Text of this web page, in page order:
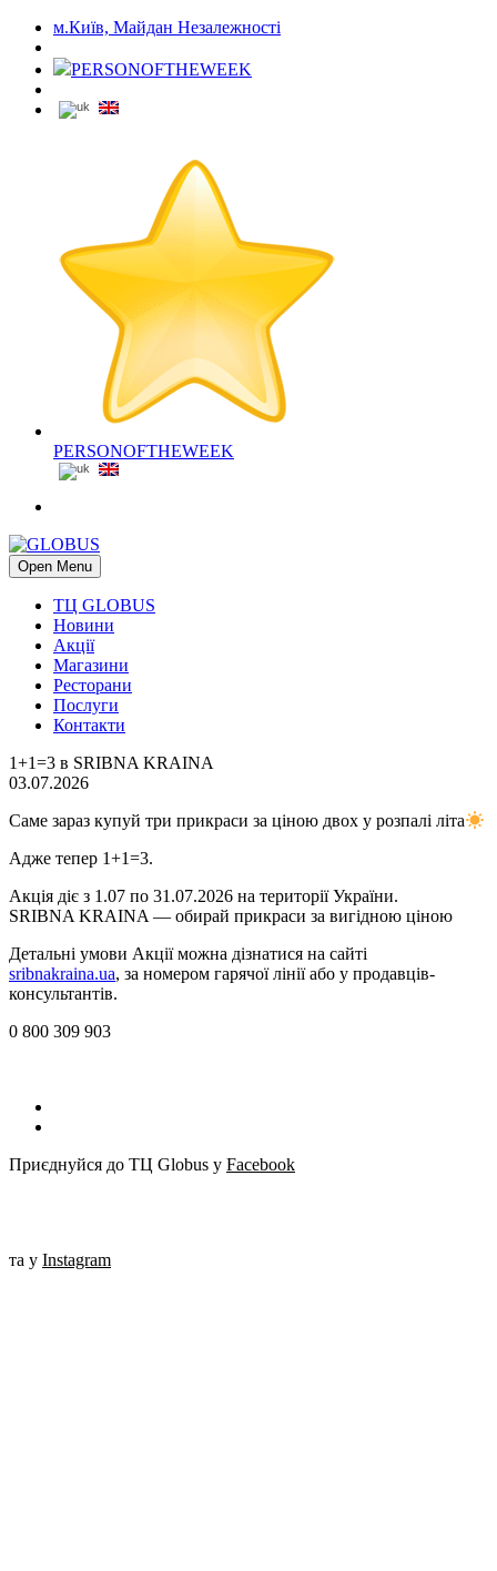
м.Київ, Майдан Незалежності
PERSONOFTHEWEEK
PERSONOFTHEWEEK
Open Menu
ТЦ GLOBUS
Новини
Акції
Магазини
Ресторани
Послуги
Контакти
1+1=3 в SRIBNA KRAINA
03.07.2026
Саме зараз купуй три прикраси за ціною двох у розпалі літа
Адже тепер 1+1=3.
Акція діє з 1.07 по 31.07.2026 на території України.
SRIBNA KRAINA — обирай прикраси за вигідною ціною
Детальні умови Акції можна дізнатися на сайті
sribnakraina.ua, за номером гарячої лінії або у продавців-
консультантів.
0 800 309 903
Приєднуйся до ТЦ Globus у Facebook
та у Instagram